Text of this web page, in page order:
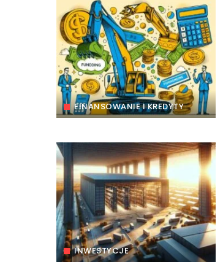
FINANSOWANIE I KREDYTY
INWESTYCJE